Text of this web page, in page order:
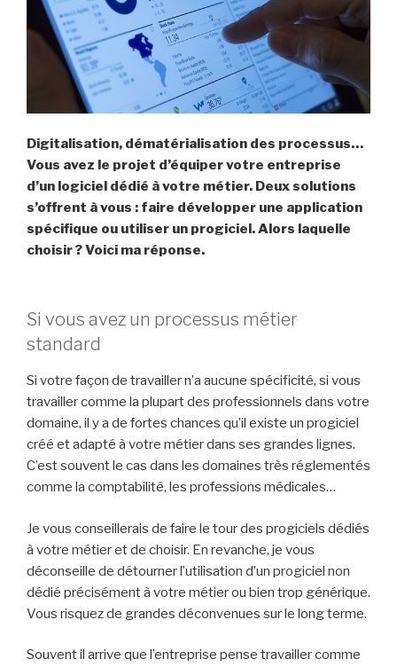
Digitalisation, dématérialisation des processus…
Vous avez le projet d’équiper votre entreprise
d’un logiciel dédié à votre métier. Deux solutions
s’offrent à vous : faire développer une application
spécifique ou utiliser un progiciel. Alors laquelle
choisir ? Voici ma réponse.
Si vous avez un processus métier
standard
Si votre façon de travailler n’a aucune spécificité, si vous
travailler comme la plupart des professionnels dans votre
domaine, il y a de fortes chances qu’il existe un progiciel
créé et adapté à votre métier dans ses grandes lignes.
C’est souvent le cas dans les domaines très réglementés
comme la comptabilité, les professions médicales…
Je vous conseillerais de faire le tour des progiciels dédiés
à votre métier et de choisir. En revanche, je vous
déconseille de détourner l’utilisation d’un progiciel non
dédié précisément à votre métier ou bien trop générique.
Vous risquez de grandes déconvenues sur le long terme.
Souvent il arrive que l’entreprise pense travailler comme